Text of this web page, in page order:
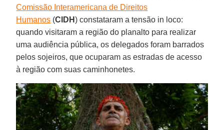
Comissão Interamericana de Direitos
Humanos (CIDH) constataram a tensão in loco:
quando visitaram a região do planalto para realizar
uma audiência pública, os delegados foram barrados
pelos sojeiros, que ocuparam as estradas de acesso
à região com suas caminhonetes.